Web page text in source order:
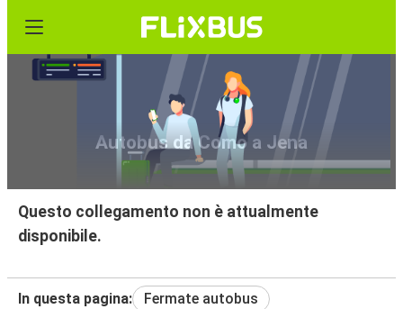
Autobus da Como a Jena
Questo collegamento non è attualmente
disponibile.
In questa pagina: Fermate autobus